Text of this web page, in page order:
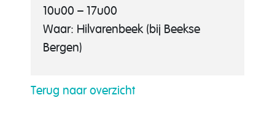
10u00 – 17u00
Waar: Hilvarenbeek (bij Beekse
Bergen)
Terug naar overzicht